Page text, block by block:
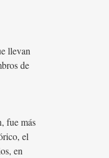
llevan
de
fue más
el
en